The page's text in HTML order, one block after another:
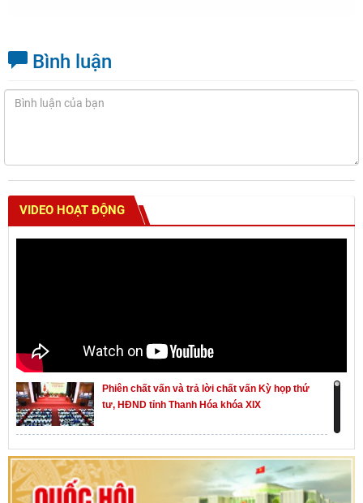
Bình luận
VIDEO HOẠT ĐỘNG
Phiên chất vấn và trả lời chất vấn Kỳ họp thứ
tư, HĐND tỉnh Thanh Hóa khóa XIX
Khai mạc kỳ họp thứ Nhất, Quốc hội khóa XVI